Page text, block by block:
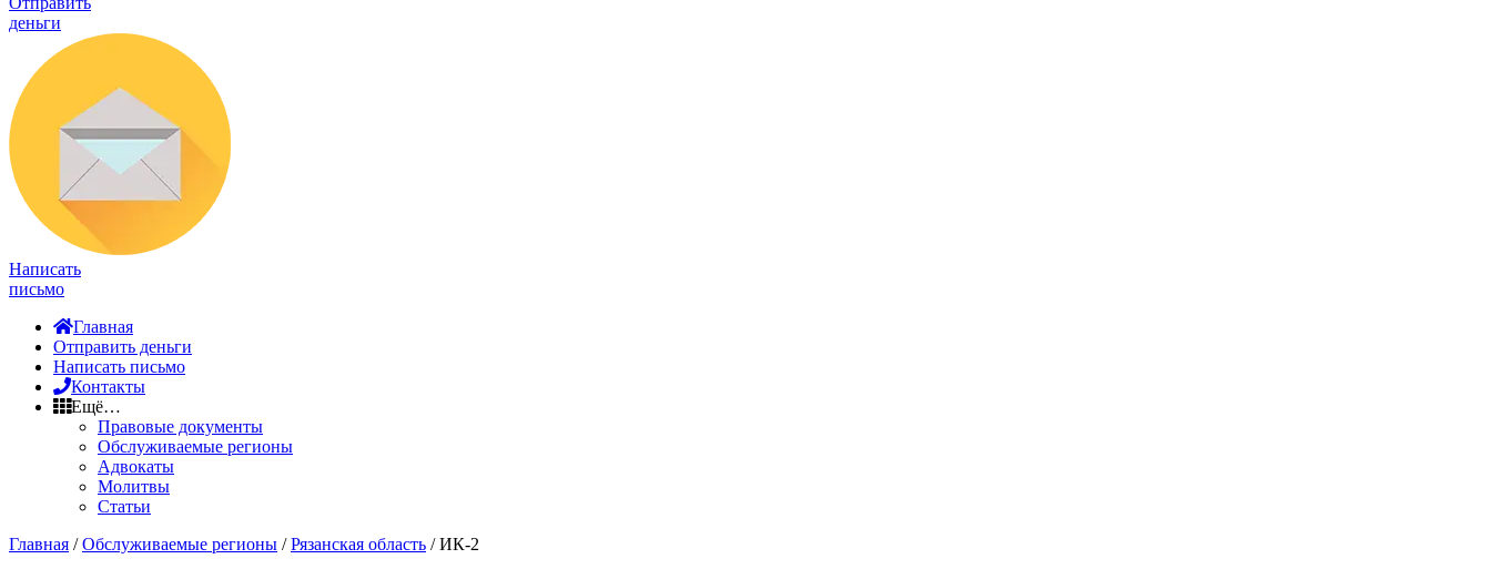
деньги
Написать
письмо
Главная
Отправить деньги
Написать письмо
Контакты
Ещё…
Правовые документы
Обслуживаемые регионы
Адвокаты
Молитвы
Статьи
Главная /Обслуживаемые регионы /Рязанская область / ИК-2